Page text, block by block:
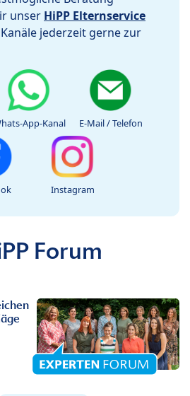
unser HiPP Elternservice
jederzeit gerne zur
App-Kanal E-Mail / Telefon
Instagram
Forum